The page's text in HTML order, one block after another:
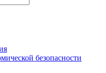
безопасности